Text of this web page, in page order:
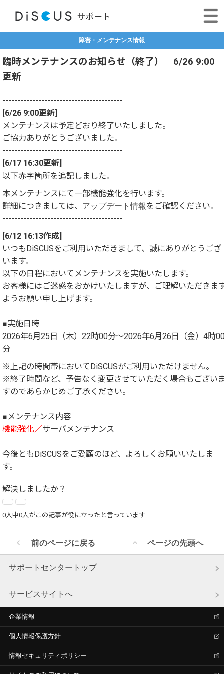
障害・メンテナンス情報
臨時メンテナンスのお知らせ（終了） 6/26 9:00
更新
----------------------------------------
[6/26 9:00更新]
メンテナンスは予定どおり終了いたしました。
ご協力ありがとうございました。
----------------------------------------
[6/17 16:30更新]
以下赤字箇所を追記しました。
本メンテナンスにて一部機能強化を行います。
詳細につきましては、 アップデート情報をご確認ください。
----------------------------------------
[6/12 16:13作成]
いつもDiSCUSをご利用いただきまして、誠にありがとうござ
います。
以下の日程においてメンテナンスを実施いたします。
お客様にはご迷惑をおかけいたしますが、ご理解いただきま
ようお願い申し上げます。
■実施日時
2026年6月25日（木）22時00分～2026年6月26日（金）4時
分
※上記の時間帯においてDiSCUSがご利用いただけません。
※終了時間など、予告なく変更させていただく場合もござい
すのであらかじめご了承ください。
■メンテナンス内容
機能強化／サーバメンテナンス
今後ともDiSCUSをご愛顧のほど、よろしくお願いいたしま
す。
解決しましたか？
0人中0人がこの記事が役に立ったと言っています
前のページに戻る ページの先頭へ
サポートセンタートップ
サービスサイトへ
企業情報
個人情報保護方針
情報セキュリティポリシー